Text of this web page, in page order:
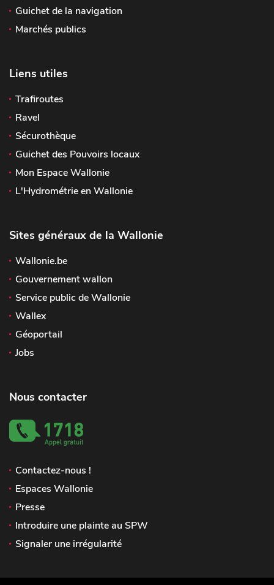
Guichet de la navigation
Marchés publics
Liens utiles
Trafiroutes
Ravel
Sécurothèque
Guichet des Pouvoirs locaux
Mon Espace Wallonie
L'Hydrométrie en Wallonie
Sites généraux de la Wallonie
Wallonie.be
Gouvernement wallon
Service public de Wallonie
Wallex
Géoportail
Jobs
Nous contacter
Contactez-nous !
Espaces Wallonie
Presse
Introduire une plainte au SPW
Signaler une irrégularité